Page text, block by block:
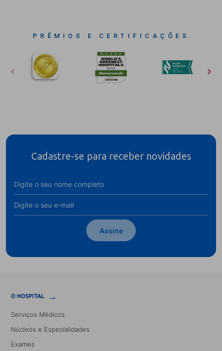
PRÊMIOS E CERTIFICAÇÕES
Cadastre-se para receber novidades
Assine
O HOSPITAL →
Serviços Médicos
Núcleos e Especialidades
Exames